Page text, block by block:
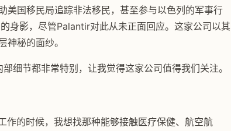
美国移民局追踪非法移民，甚至参与以色列的军事行
身影，尽管Palantir对此从未正面回应。这家公司以其
秘的面纱。
细节都非常特别，让我觉得这家公司值得我们关注。
作的时候，我想找那种能够接触医疗保健、航空航